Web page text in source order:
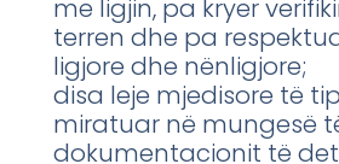
me ligjin, pa kryer
terren dhe pa
ligjore dhe nënligjore;
disa leje mjedisore të
miratuar në mungesë
dokumentacionit të